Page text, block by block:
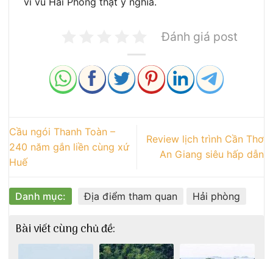
Đánh giá post
Cầu ngói Thanh Toàn –
240 năm gắn liền cùng xứ
Huế
Review lịch trình Cần Thơ
An Giang siêu hấp dẫn
Danh mục: Địa điểm tham quan Hải phòng
Bài viết cùng chủ đề: